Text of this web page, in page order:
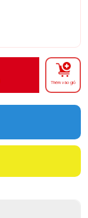
Thêm vào giỏ